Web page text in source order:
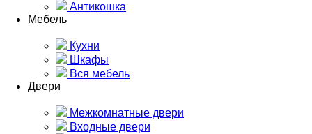
Антикошка
Мебель
Кухни
Шкафы
Вся мебель
Двери
Межкомнатные двери
Входные двери